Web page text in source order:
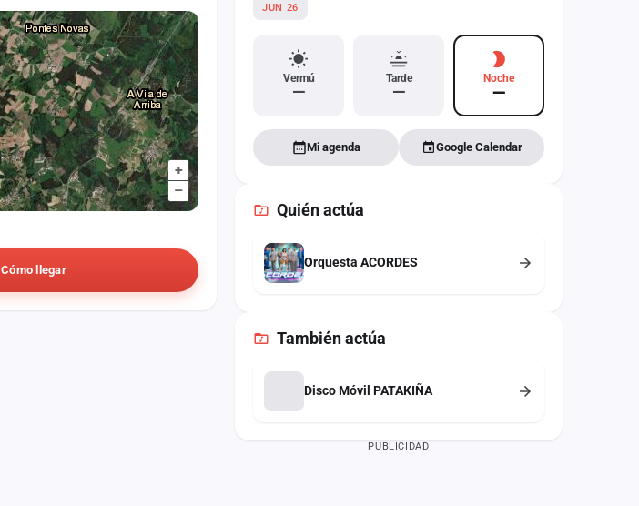
+
–
Cómo llegar
JUN 26
Vermú
—
Tarde
—
Noche
—
Mi agenda Google Calendar
Quién actúa
Orquesta ACORDES
Tambiénactúa
Disco Móvil PATAKIÑA
PUBLICIDAD